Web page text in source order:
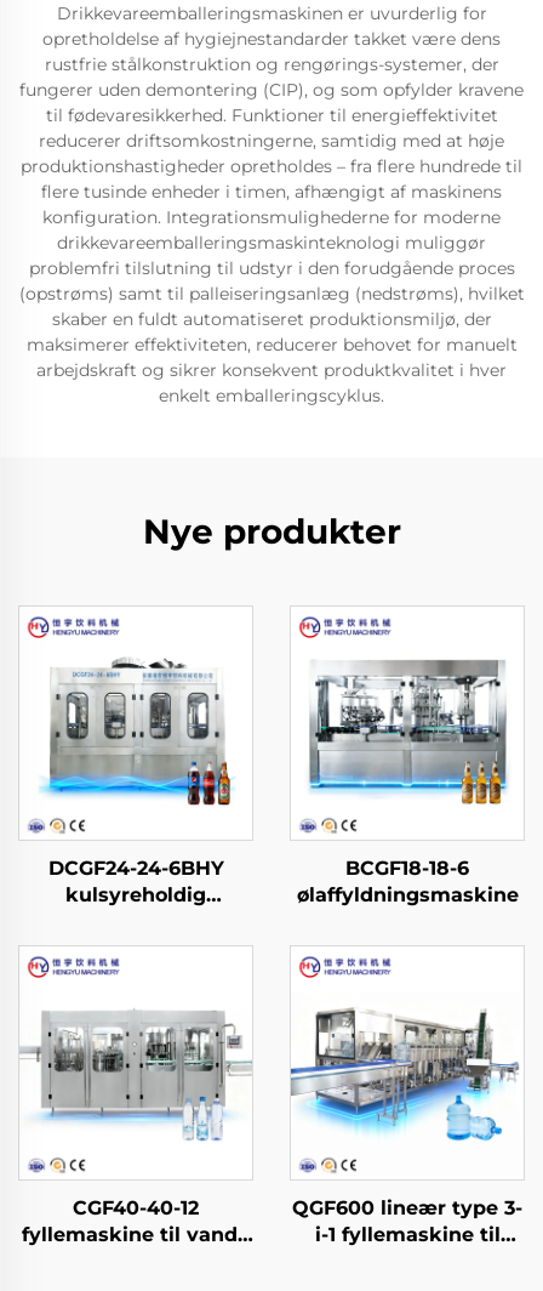
Drikkevareemballeringsmaskinen er uvurderlig for
opretholdelse af hygiejnestandarder takket være dens
rustfrie stålkonstruktion og rengørings-systemer, der
fungerer uden demontering (CIP), og som opfylder kravene
til fødevaresikkerhed. Funktioner til energieffektivitet
reducerer driftsomkostningerne, samtidig med at høje
produktionshastigheder opretholdes – fra flere hundrede til
flere tusinde enheder i timen, afhængigt af maskinens
konfiguration. Integrationsmulighederne for moderne
drikkevareemballeringsmaskinteknologi muliggør
problemfri tilslutning til udstyr i den forudgående proces
(opstrøms) samt til palleiseringsanlæg (nedstrøms), hvilket
skaber en fuldt automatiseret produktionsmiljø, der
maksimerer effektiviteten, reducerer behovet for manuelt
arbejdskraft og sikrer konsekvent produktkvalitet i hver
enkelt emballeringscyklus.
Nye produkter
DCGF24-24-6BHY
kulsyreholdig
affyldningsmaskine
BCGF18-18-6
ølaffyldningsmaskine
CGF40-40-12
fyllemaskine til vand i
QGF600 lineær type 3-
i-1 fyllemaskine til